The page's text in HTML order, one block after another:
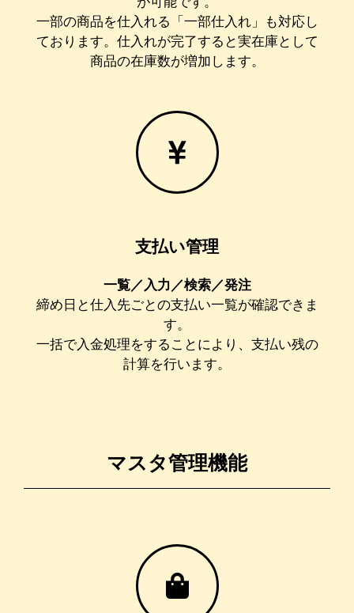
一部の商品を仕入れる「一部仕入れ」も対応し
ております。仕入れが完了すると実在庫として
商品の在庫数が増加します。
支払い管理
一覧／入力／検索／発注
締め日と仕入先ごとの支払い一覧が確認できま
す。
一括で入金処理をすることにより、支払い残の
計算を行います。
マスタ管理機能